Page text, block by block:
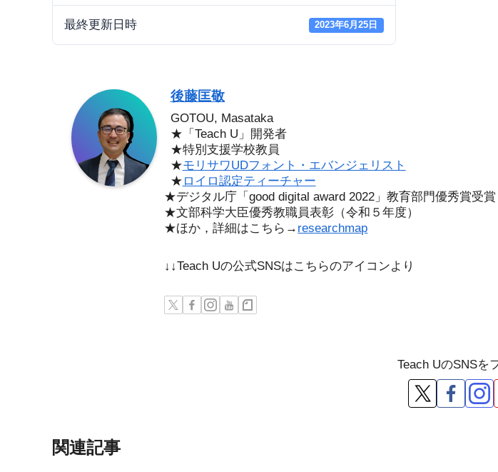
最終更新日時 2023年6月25日
後藤匡敬
GOTOU, Masataka
★「Teach U」開発者
★特別支援学校教員
★モリサワUDフォント・エバンジェリスト
★ ロイロ認定ティーチャー
★デジタル庁「good digital award 2022」教育部門優秀賞受賞
★文部科学大臣優秀教職員表彰（令和５年度）
★ほか，詳細はこちら→ researchmap
↓↓Teach Uの公式SNSはこちらのアイコンより
Teach UのSNSを
関連記事